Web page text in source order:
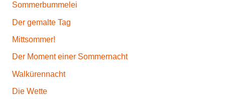
Sommerbummelei
Der gemalte Tag
Mittsommer!
Der Moment einer Sommernacht
Walkürennacht
Die Wette